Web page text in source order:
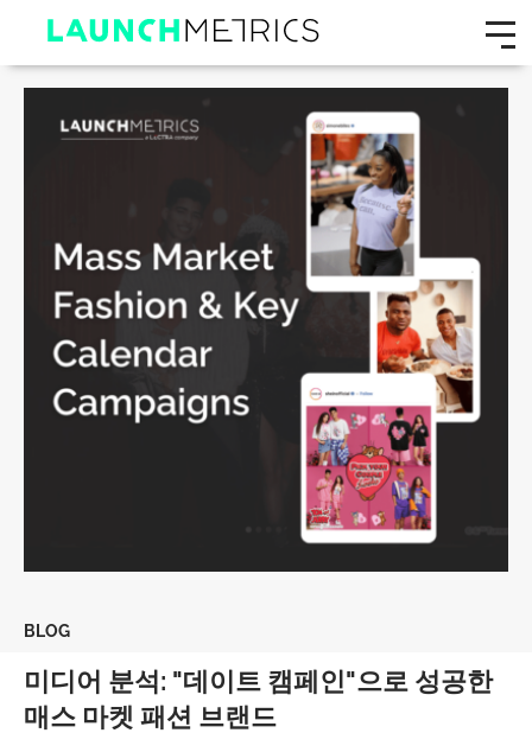
BLOG
미디어 분석: "데이트 캠페인"으로 성공한
매스 마켓 패션 브랜드